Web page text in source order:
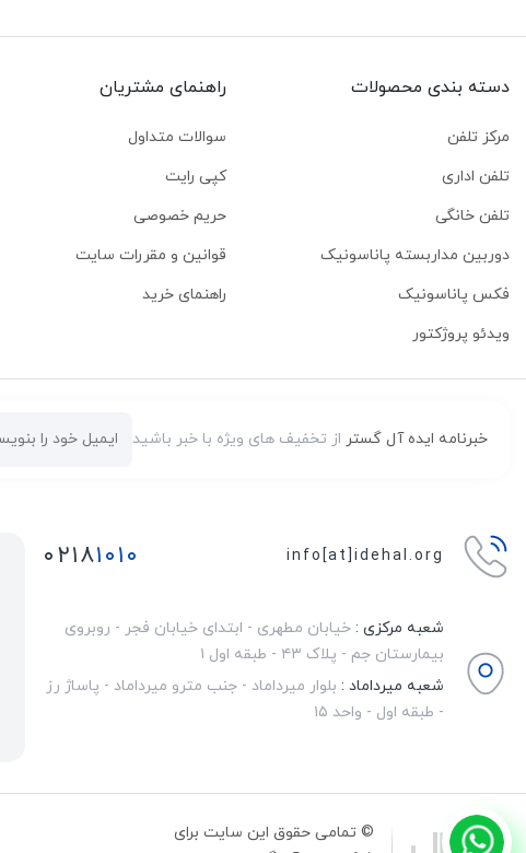
دسته بندی محصولات
مرکز تلفن
تلفن اداری
تلفن خانگی
دوربین مداربسته پاناسونیک
فکس پاناسونیک
ویدئو پروژکتور
راهنمای مشتریان
سوالات متداول
کپی رایت
حریم خصوصی
قوانین و مقررات سایت
راهنمای خرید
خبرنامه ایده آل گستر از تخفیف های ویژه با خبر باشید
info[at]idehal.org ۰۲۱۸۱۰۱۰
شعبه مرکزی : خیابان مطهری - ابتدای خیابان فجر - روبروی
بیمارستان جم - پلاک ۴۳ - طبقه اول ۱
شعبه میرداماد : بلوار میرداماد - جنب مترو میرداماد - پاساژ رز
- طبقه اول - واحد ۱۵
© تمامی حقوق این سایت برای